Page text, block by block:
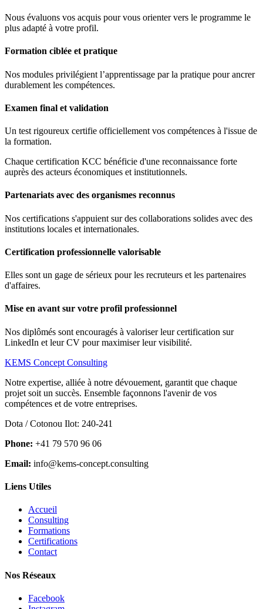
Nous évaluons vos acquis pour vous orienter vers le programme le
plus adapté à votre profil.
Formation ciblée et pratique
Nos modules privilégient l’apprentissage par la pratique pour ancrer
durablement les compétences.
Examen final et validation
Un test rigoureux certifie officiellement vos compétences à l'issue de
la formation.
Chaque certification KCC bénéficie d'une reconnaissance forte
auprès des acteurs économiques et institutionnels.
Partenariats avec des organismes reconnus
Nos certifications s'appuient sur des collaborations solides avec des
institutions locales et internationales.
Certification professionnelle valorisable
Elles sont un gage de sérieux pour les recruteurs et les partenaires
d'affaires.
Mise en avant sur votre profil professionnel
Nos diplômés sont encouragés à valoriser leur certification sur
LinkedIn et leur CV pour maximiser leur visibilité.
KEMS Concept Consulting
Notre expertise, alliée à notre dévouement, garantit que chaque
projet soit un succès. Ensemble façonnons l'avenir de vos
compétences et de votre entreprises.
Dota / Cotonou Ilot: 240-241
Phone: +41 79 570 96 06
Email: info@kems-concept.consulting
Liens Utiles
Accueil
Consulting
Formations
Certifications
Contact
Nos Réseaux
Facebook